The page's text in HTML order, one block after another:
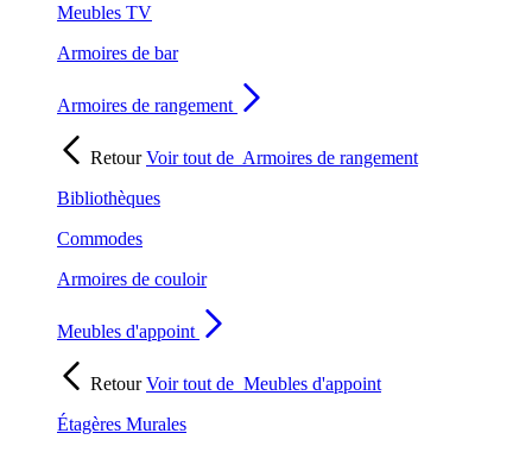
Meubles TV
Armoires de bar
Armoires de rangement
RetourVoir tout de Armoires de rangement
Bibliothèques
Commodes
Armoires de couloir
Meubles d'appoint
RetourVoir tout de Meubles d'appoint
Étagères Murales